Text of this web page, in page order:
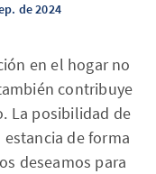
de 2024
en el hogar no
contribuye
La posibilidad de
de forma
deseamos para